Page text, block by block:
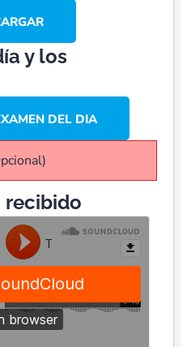
y los
DEL DIA
recibido